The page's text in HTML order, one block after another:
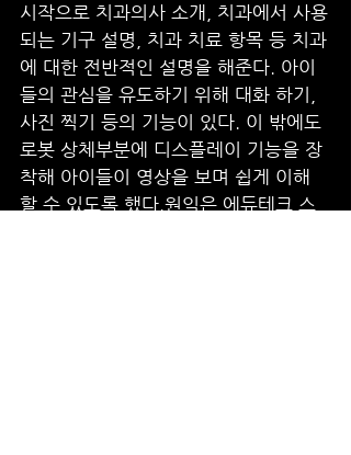
시작으로 치과의사 소개, 치과에서 사용
되는 기구 설명, 치과 치료 항목 등 치과
에 대한 전반적인 설명을 해준다. 아이
들의 관심을 유도하기 위해 대화 하기,
사진 찍기 등의 기능이 있다. 이 밖에도
로봇 상체부분에 디스플레이 기능을 장
착해 아이들이 영상을 보며 쉽게 이해
할 수 있도록 했다.원익은 에듀테크 스